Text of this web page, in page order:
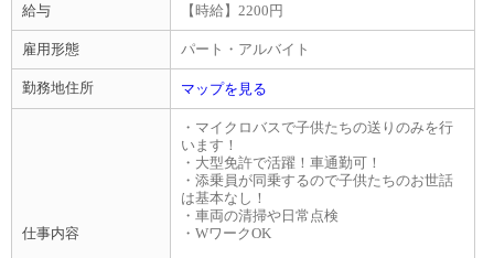
給与 【時給】2200円
雇用形態 パート・アルバイト
勤務地住所 マップを見る
仕事内容
・マイクロバスで子供たちの送りのみを行
います！
・大型免許で活躍！車通勤可！
・添乗員が同乗するので子供たちのお世話
は基本なし！
・車両の清掃や日常点検
・WワークOK